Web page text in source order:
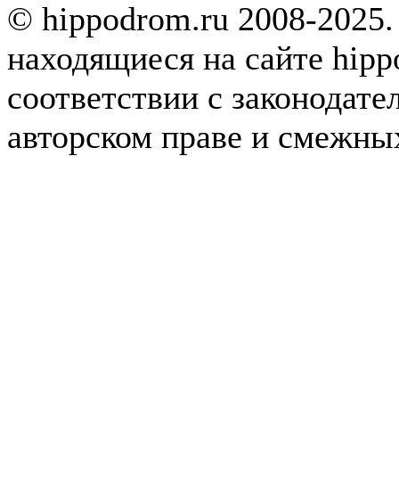
© hippodrom.ru 2008-
находящиеся на сайте
соответствии с
авторском праве и